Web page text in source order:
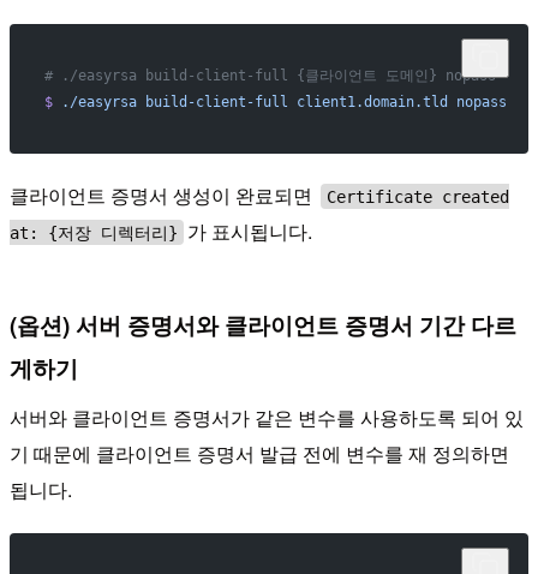
# ./easyrsa build-client-full {클라이언트 도메인} nopass
$ ./easyrsa build-client-full client1.domain.tld nopass
클라이언트 증명서 생성이 완료되면
Certificate created
at: {저장 디렉터리}
가 표시됩니다.
(옵션) 서버 증명서와 클라이언트 증명서 기간 다르
게하기
서버와 클라이언트 증명서가 같은 변수를 사용하도록 되어 있
기 때문에 클라이언트 증명서 발급 전에 변수를 재 정의하면
됩니다.